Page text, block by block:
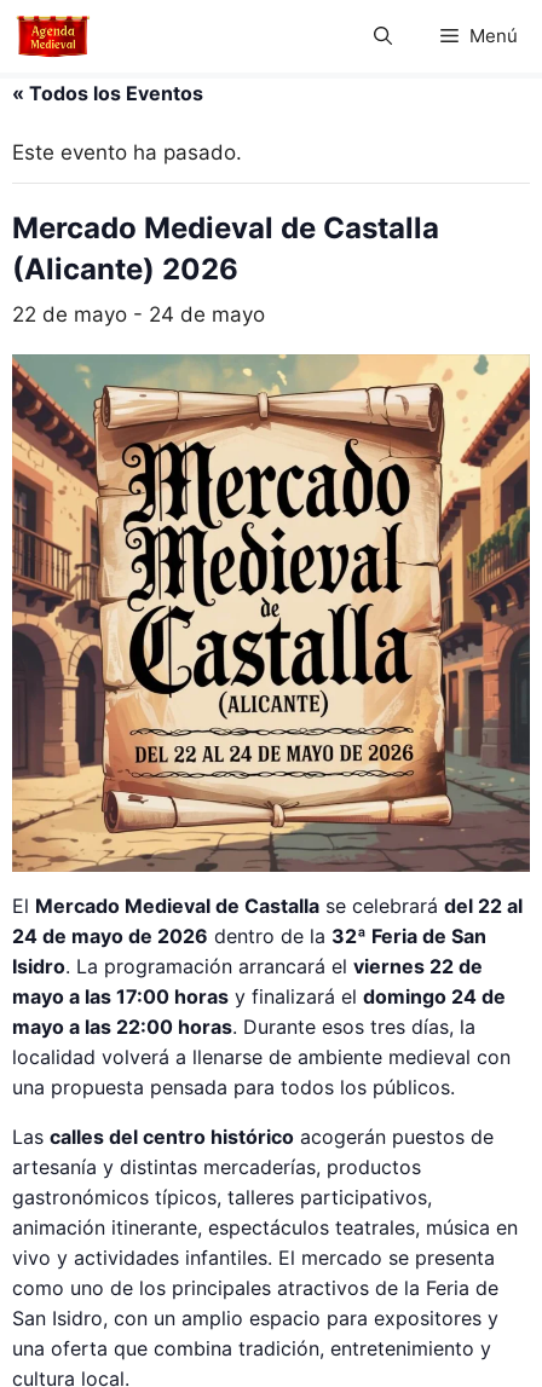
Saltar
Menú
« Todos los Eventos
Este evento ha pasado.
Mercado Medieval de Castalla
(Alicante) 2026
22 de mayo - 24 de mayo
El Mercado Medieval de Castalla se celebrará del 22 al
24 de mayo de 2026 dentro de la 32ª Feria de San
Isidro. La programación arrancará el viernes 22 de
mayo a las 17:00 horas y finalizará el domingo 24 de
mayo a las 22:00 horas. Durante esos tres días, la
localidad volverá a llenarse de ambiente medieval con
una propuesta pensada para todos los públicos.
Las calles del centro histórico acogerán puestos de
artesanía y distintas mercaderías, productos
gastronómicos típicos, talleres participativos,
animación itinerante, espectáculos teatrales, música en
vivo y actividades infantiles. El mercado se presenta
como uno de los principales atractivos de la Feria de
San Isidro, con un amplio espacio para expositores y
una oferta que combina tradición, entretenimiento y
cultura local.